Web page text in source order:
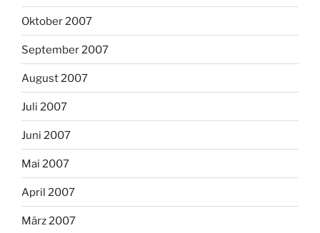
Oktober 2007
September 2007
August 2007
Juli 2007
Juni 2007
Mai 2007
April 2007
März 2007